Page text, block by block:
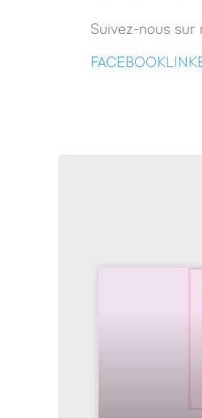
Suivez-nous sur
FACEBOOK